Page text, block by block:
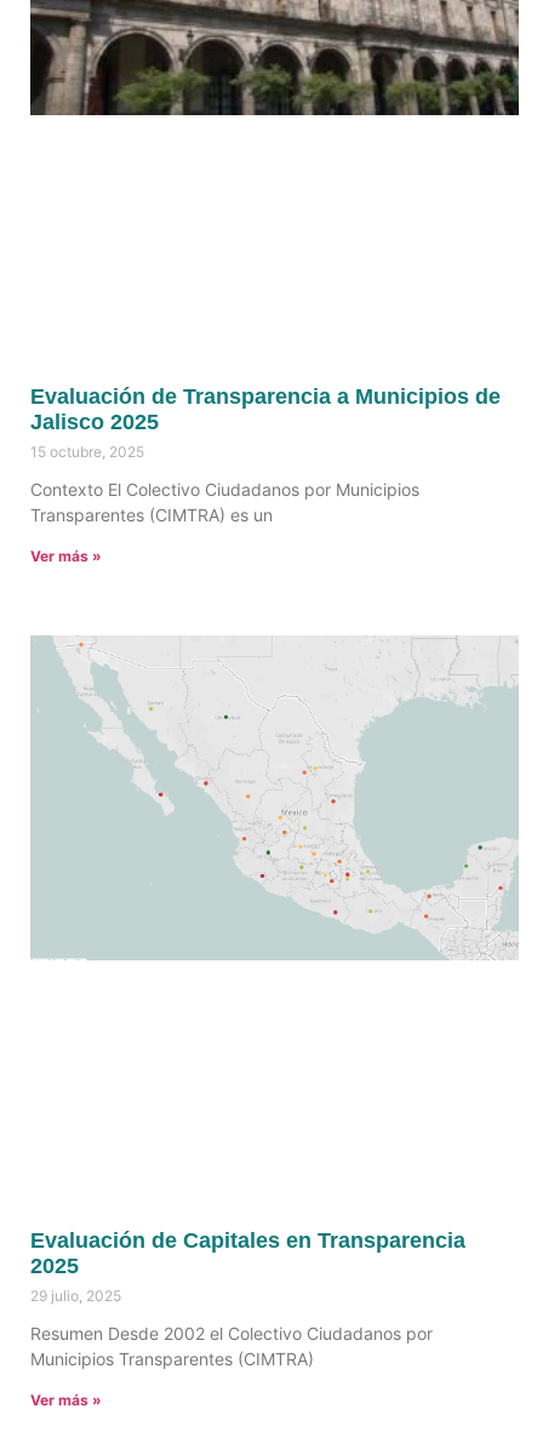
Evaluación de Transparencia a Municipios de
Jalisco 2025
15 octubre, 2025
Contexto El Colectivo Ciudadanos por Municipios
Transparentes (CIMTRA) es un
Ver más »
Evaluación de Capitales en Transparencia
2025
29 julio, 2025
Resumen Desde 2002 el Colectivo Ciudadanos por
Municipios Transparentes (CIMTRA)
Ver más »